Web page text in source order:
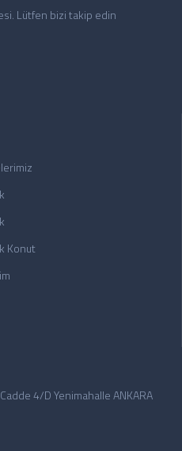
Lütfen bizi takip edin
Konut
4/D Yenimahalle ANKARA